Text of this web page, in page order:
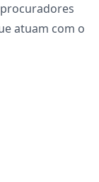
atuam com o